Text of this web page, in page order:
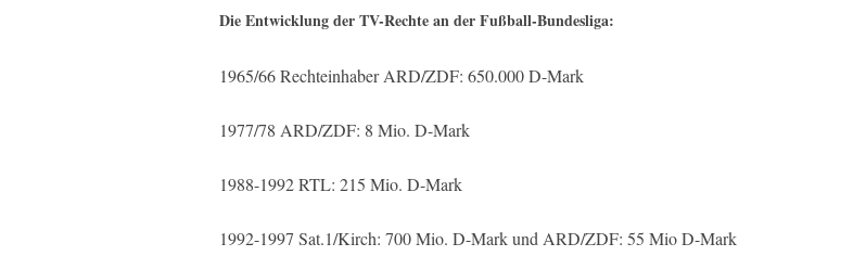
Die Entwicklung der TV-Rechte an der Fußball-Bundesliga:
1965/66 Rechteinhaber ARD/ZDF: 650.000 D-Mark
1977/78 ARD/ZDF: 8 Mio. D-Mark
1988-1992 RTL: 215 Mio. D-Mark
1992-1997 Sat.1/Kirch: 700 Mio. D-Mark und ARD/ZDF: 55 Mio D-Mark